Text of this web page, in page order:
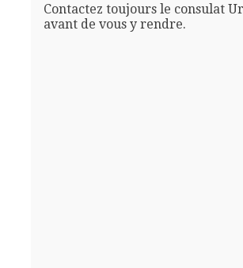
Contactez toujours le consulat
avant de vous y rendre.